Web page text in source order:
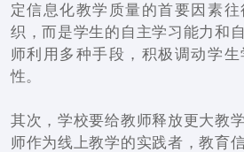
定信息化教学质量的首要因素
织，而是学生的自主学习能力和
师利用多种手段，积极调动学
性。
其次，学校要给教师释放更大教
师作为线上教学的实践者，教育